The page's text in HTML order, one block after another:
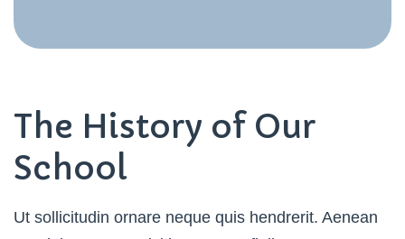
The History of Our
School
Ut sollicitudin ornare neque quis hendrerit. Aenean